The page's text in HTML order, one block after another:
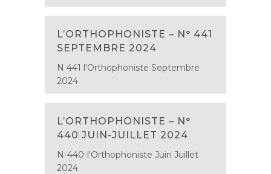
L’ORTHOPHONISTE – N° 441
SEPTEMBRE 2024
N 441 l'Orthophoniste Septembre
2024
L’ORTHOPHONISTE – N°
440 JUIN-JUILLET 2024
N-440-l'Orthophoniste Juin Juillet
2024